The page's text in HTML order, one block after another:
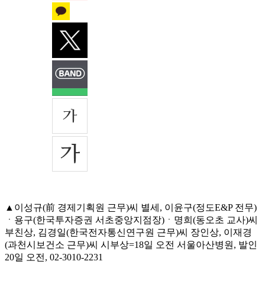
▲이성규(前 경제기획원 근무)씨 별세, 이윤구(정도E&P 전무)
ㆍ용구(한국투자증권 서초중앙지점장)ㆍ명희(동오초 교사)씨
부친상, 김경일(한국전자통신연구원 근무)씨 장인상, 이재경
(과천시보건소 근무)씨 시부상=18일 오전 서울아산병원, 발인
20일 오전, 02-3010-2231